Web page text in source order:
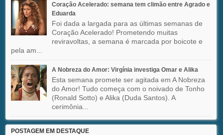
Coração Acelerado: semana tem climão entre Agrado e
Eduarda
Foi dada a largada para as últimas semanas de
Coração Acelerado! Prometendo muitas
reviravoltas, a semana é marcada por boicote e
pela am...
A Nobreza do Amor: Virgínia investiga Omar e Alika
Esta semana promete ser agitada em A Nobreza
do Amor! Tudo começa com o noivado de Tonho
(Ronald Sotto) e Alika (Duda Santos). A
cerimônia...
POSTAGEM EM DESTAQUE